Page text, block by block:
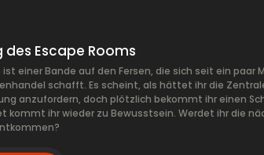
Escape Rooms
einer Bande auf den Fersen, die sich seit ein paar
schafft. Es scheint, als hättet ihr die
anzufordern, doch plötzlich bekommt ihr einen
kommt ihr wieder zu Bewusstsein. Werdet ihr die